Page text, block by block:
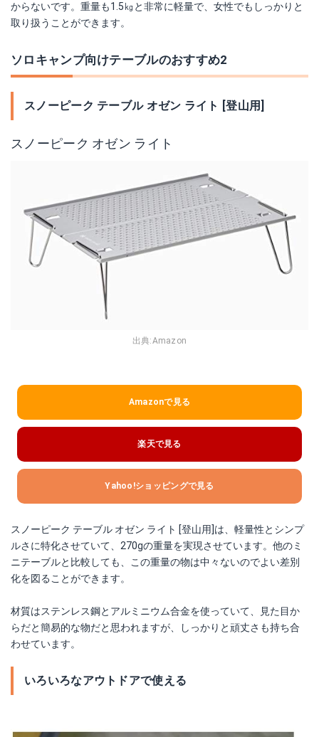
からないです。重量も1.5㎏と非常に軽量で、女性でもしっかりと
取り扱うことができます。
ソロキャンプ向けテーブルのおすすめ2
スノーピーク テーブル オゼン ライト [登山用]
スノーピーク オゼン ライト
出典:Amazon
Amazonで見る
楽天で見る
Yahoo!ショッピングで見る
スノーピーク テーブル オゼン ライト [登山用]は、軽量性とシンプ
ルさに特化させていて、270gの重量を実現させています。他のミ
ニテーブルと比較しても、この重量の物は中々ないのでよい差別
化を図ることができます。
材質はステンレス鋼とアルミニウム合金を使っていて、見た目か
らだと簡易的な物だと思われますが、しっかりと頑丈さも持ち合
わせています。
いろいろなアウトドアで使える